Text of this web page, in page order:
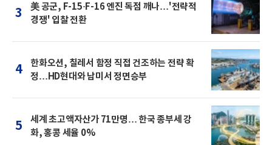
3
美 공군, F-15·F-16 엔진 독점 깨나…'전략적
경쟁' 입찰 전환
4
한화오션, 칠레서 함정 직접 건조하는 전략 확
정…HD현대와 남미서 정면승부
5
세계 초고액자산가 71만명… 한국 종부세 강
화, 홍콩 세율 0%